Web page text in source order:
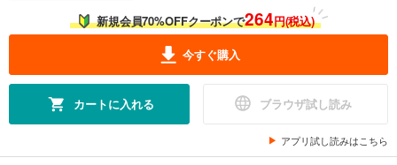
新規会員70%OFFクーポンで264円(税込)
今すぐ購入
カートに入れる ブラウザ試し読み
アプリ試し読みはこちら